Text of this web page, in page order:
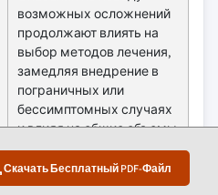
Скачать Бесплатный PDF-Файл
возможных осложнений
продолжают влиять на
выбор методов лечения,
замедляя внедрение в
пограничных или
бессимптомных случаях
и влияя на общие объемы
процедур.
Влияние